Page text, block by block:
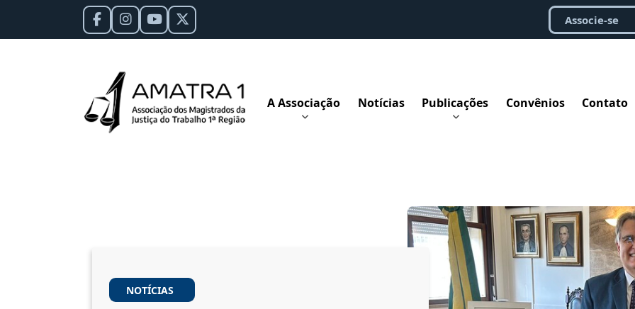
Associe-se
A Associação Notícias Publicações Convênios Contato
NOTÍCIAS